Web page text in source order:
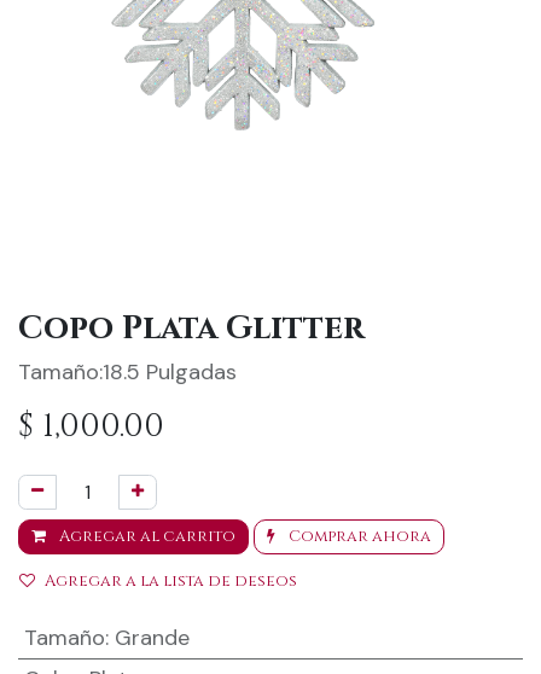
Copo Plata Glitter
Tamaño:18.5 Pulgadas
$ 1,000.00
Agregar al carrito Comprar ahora
Agregar a la lista de deseos
Tamaño: Grande